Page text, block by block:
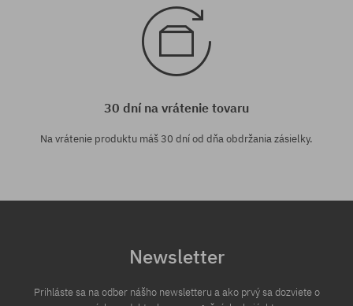
30 dní na vrátenie tovaru
Na vrátenie produktu máš 30 dní od dňa obdržania zásielky.
Newsletter
Prihláste sa na odber nášho newsletteru a ako prvý sa dozviete o